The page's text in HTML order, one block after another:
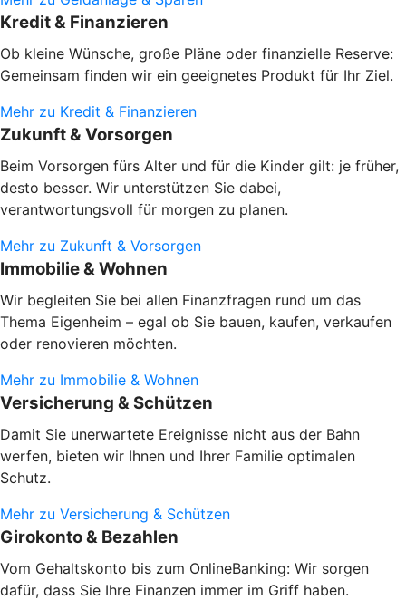
Kredit & Finanzieren
Ob kleine Wünsche, große Pläne oder finanzielle Reserve:
Gemeinsam finden wir ein geeignetes Produkt für Ihr Ziel.
Mehr zu Kredit & Finanzieren
Zukunft & Vorsorgen
Beim Vorsorgen fürs Alter und für die Kinder gilt: je früher,
desto besser. Wir unterstützen Sie dabei,
verantwortungsvoll für morgen zu planen.
Mehr zu Zukunft & Vorsorgen
Immobilie & Wohnen
Wir begleiten Sie bei allen Finanzfragen rund um das
Thema Eigenheim – egal ob Sie bauen, kaufen, verkaufen
oder renovieren möchten.
Mehr zu Immobilie & Wohnen
Versicherung & Schützen
Damit Sie unerwartete Ereignisse nicht aus der Bahn
werfen, bieten wir Ihnen und Ihrer Familie optimalen
Schutz.
Mehr zu Versicherung & Schützen
Girokonto & Bezahlen
Vom Gehaltskonto bis zum OnlineBanking: Wir sorgen
dafür, dass Sie Ihre Finanzen immer im Griff haben.